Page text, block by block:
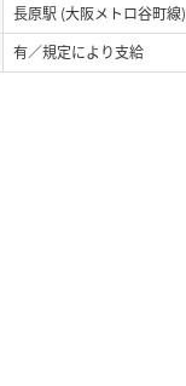
長原駅 (大阪メトロ谷町線)
有／規定により支給